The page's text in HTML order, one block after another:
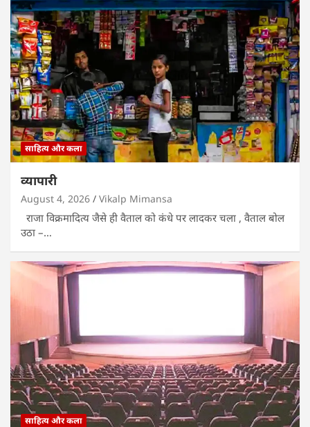
साहित्य और कला
व्यापारी
August 4, 2026 Vikalp Mimansa
राजा विक्रमादित्य जैसे ही वैताल को कंधे पर लादकर चला , वैताल बोल
उठा –…
साहित्य और कला